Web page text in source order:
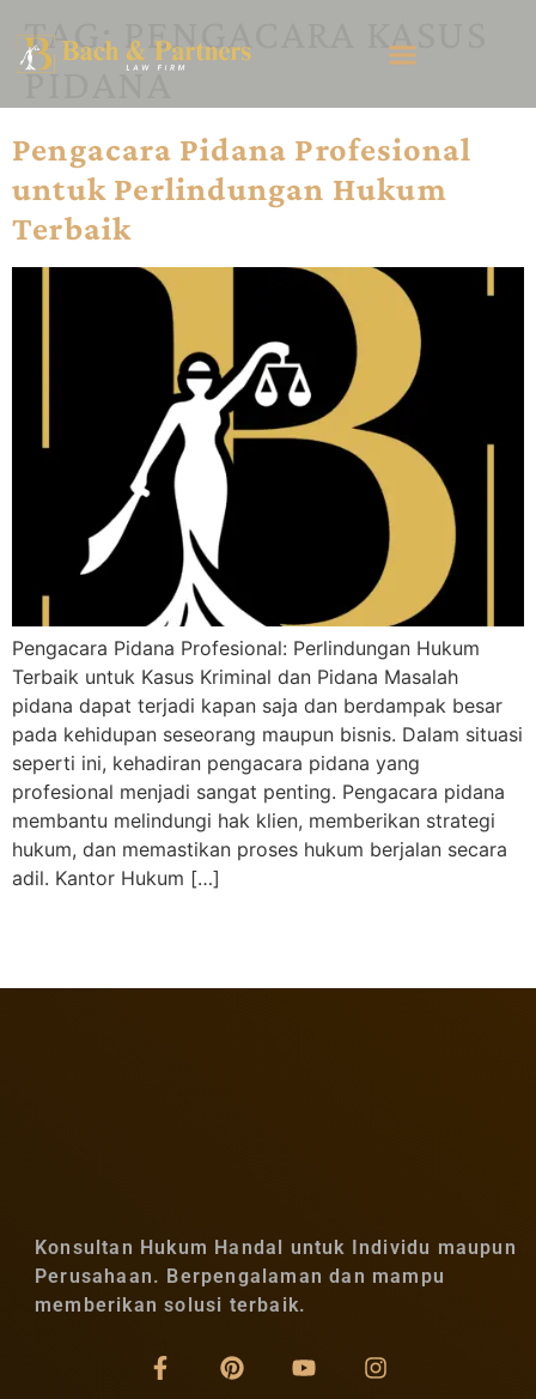
TAG: PENGACARA KASUS
PIDANA
Pengacara Pidana Profesional
untuk Perlindungan Hukum
Terbaik
Pengacara Pidana Profesional: Perlindungan Hukum
Terbaik untuk Kasus Kriminal dan Pidana Masalah
pidana dapat terjadi kapan saja dan berdampak besar
pada kehidupan seseorang maupun bisnis. Dalam situasi
seperti ini, kehadiran pengacara pidana yang
profesional menjadi sangat penting. Pengacara pidana
membantu melindungi hak klien, memberikan strategi
hukum, dan memastikan proses hukum berjalan secara
adil. Kantor Hukum […]
Konsultan Hukum Handal untuk Individu maupun
Perusahaan. Berpengalaman dan mampu
memberikan solusi terbaik.